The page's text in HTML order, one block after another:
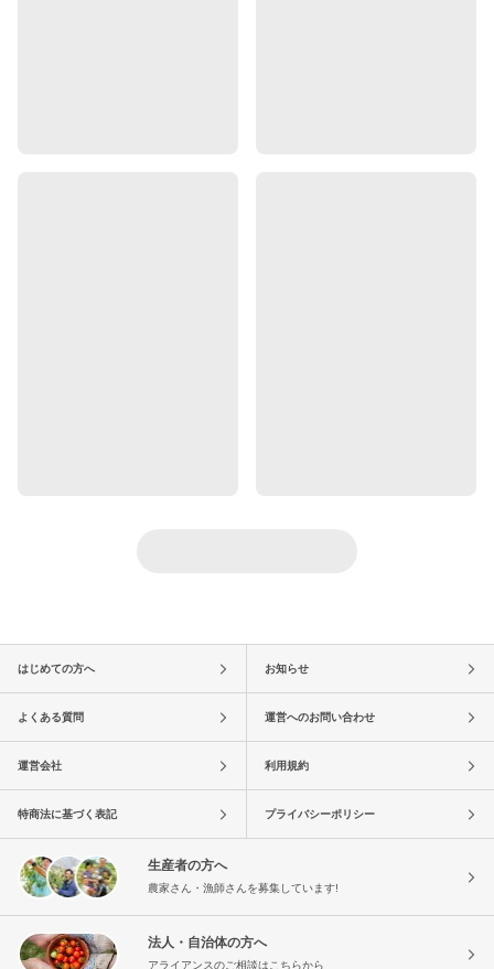
はじめての方へ お知らせ
よくある質問 運営へのお問い合わせ
運営会社 利用規約
特商法に基づく表記 プライバシーポリシー
生産者の方へ
農家さん・漁師さんを募集しています!
法人・自治体の方へ
アライアンスのご相談はこちらから